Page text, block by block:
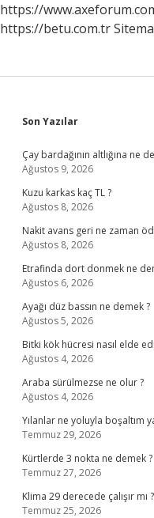
https://
https://betu.com.tr
Sidebar
Son Yazılar
Çay bardağının altlığına ne
Ağustos 9, 2026
Kuzu karkas kaç TL ?
Ağustos 8, 2026
Nakit avans geri ne zaman
Ağustos 8, 2026
Etrafinda dort donmek ne
Ağustos 6, 2026
Ayağı düz bassın ne demek ?
Ağustos 5, 2026
Bitki kök hücresi nasıl elde
Ağustos 4, 2026
Araba sürülmezse ne olur ?
Ağustos 4, 2026
Yılanlar ne yoluyla boşaltım
Temmuz 29, 2026
Kürtlerde 3 nokta ne demek ?
Temmuz 27, 2026
Klima 29 derecede çalışır mı ?
Temmuz 25, 2026